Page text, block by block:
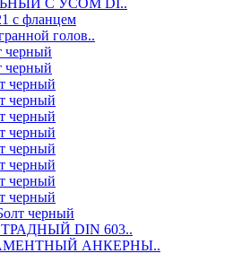
С УСОМ DI..
c фланцем
голов..
черный
черный
черный
черный
черный
черный
черный
черный
черный
черный
черный
DIN 603..
АНКЕРНЫ..